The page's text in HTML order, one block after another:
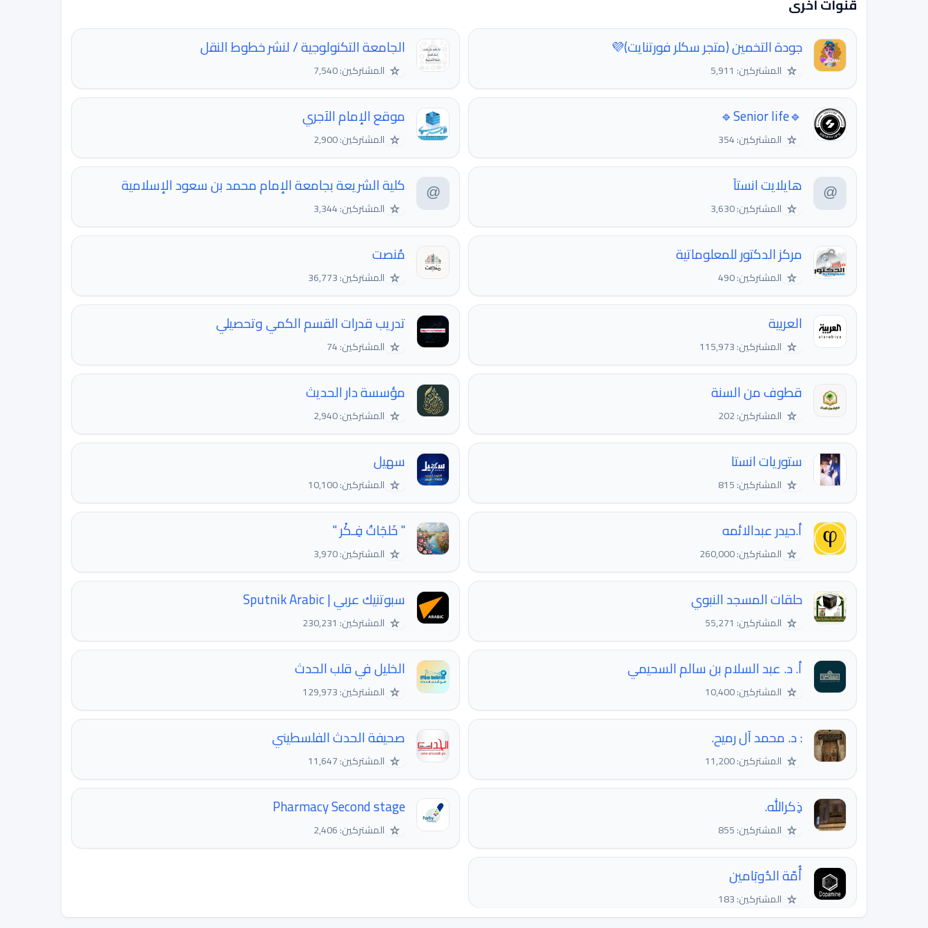
قنوات اخرى
جودة التخمين (متجر سكلر فورتنايت)💜
☆ المشتركين: 5,911
الجامعة التكنولوجية / لنشر خطوط النقل
☆ المشتركين: 7,540
🔹Senior life🔹
☆ المشتركين: 354
موقع الإمام الآجري
☆ المشتركين: 2,900
هايلايت انستآ
☆ المشتركين: 3,630
كلية الشريعة بجامعة الإمام محمد بن سعود الإسلامية
☆ المشتركين: 3,344
مركز الدكتور للمعلوماتية
☆ المشتركين: 490
مُنصت
☆ المشتركين: 36,773
العربية
☆ المشتركين: 115,973
تدريب قدرات القسم الكمي وتحصيلي
☆ المشتركين: 74
قطوف من السنة
☆ المشتركين: 202
مؤسسة دار الحديث
☆ المشتركين: 2,940
ستوريات انستا
☆ المشتركين: 815
سهيل
☆ المشتركين: 10,100
أ.حيدر عبدالائمه
☆ المشتركين: 260,000
" خَلجَاتُ فِـكْر "
☆ المشتركين: 3,970
حلقات المسجد النبوي
☆ المشتركين: 55,271
سبوتنيك عربي | Sputnik Arabic
☆ المشتركين: 230,231
أ. د. عبد السلام بن سالم السحيمي
☆ المشتركين: 10,400
الخليل في قلب الحدث
☆ المشتركين: 129,973
: د. محمد آل رميح.
☆ المشتركين: 11,200
صحيفة الحدث الفلسطيني
☆ المشتركين: 11,647
ذِكرالله.
☆ المشتركين: 855
Pharmacy Second stage
☆ المشتركين: 2,406
أُمّة الدُوبَامين
☆ المشتركين: 183